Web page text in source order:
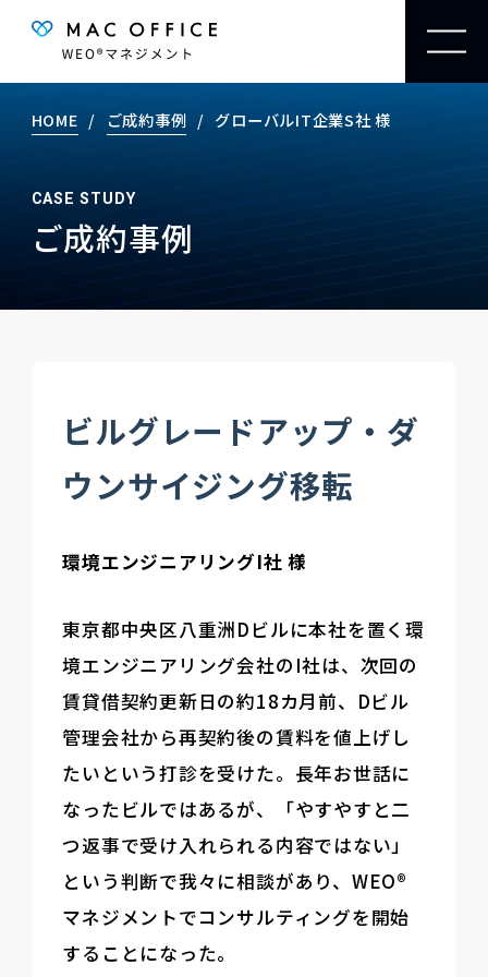
HOME ご成約事例 グローバルIT企業S社 様
CASE STUDY
ご成約事例
ビルグレードアップ・ダ
ウンサイジング移転
環境エンジニアリングI社 様
東京都中央区八重洲Dビルに本社を置く環
境エンジニアリング会社のI社は、次回の
賃貸借契約更新日の約18カ月前、Dビル
管理会社から再契約後の賃料を値上げし
たいという打診を受けた。長年お世話に
なったビルではあるが、「やすやすと二
つ返事で受け入れられる内容ではない」
という判断で我々に相談があり、WEO®
マネジメントでコンサルティングを開始
することになった。